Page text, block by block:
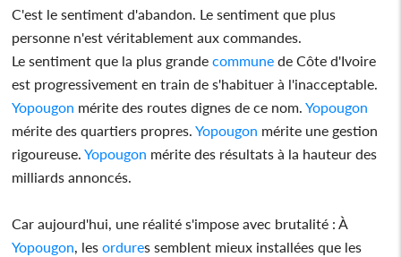
C'est le sentiment d'abandon. Le sentiment que plus
personne n'est véritablement aux commandes.
Le sentiment que la plus grandecommune de Côte d'Ivoire
est progressivement en train de s'habituer à l'inacceptable.
Yopougon mérite des routes dignes de ce nom.Yopougon
mérite des quartiers propres.Yopougon mérite une gestion
rigoureuse.Yopougon mérite des résultats à la hauteur des
milliards annoncés.
Car aujourd'hui, une réalité s'impose avec brutalité : À
Yopougon , lesordures semblent mieux installées que les